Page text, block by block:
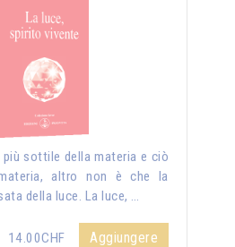
sottile della materia e ciò
altro non è che la
della luce. La luce, …
14.00CHF Aggiungere